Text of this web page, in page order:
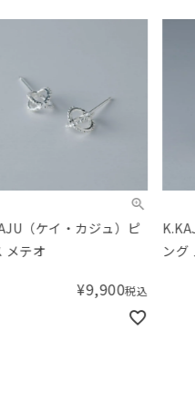
（ケイ・カジュ）リ
メテオL 15号
¥12,100税込
ン